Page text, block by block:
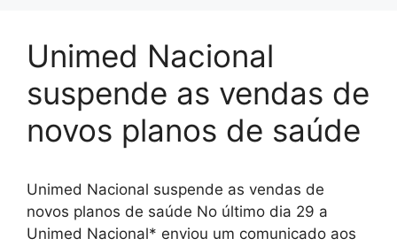
Unimed Nacional
suspende as vendas de
novos planos de saúde
Unimed Nacional suspende as vendas de
novos planos de saúde No último dia 29 a
Unimed Nacional* enviou um comunicado aos